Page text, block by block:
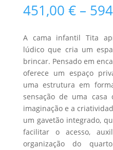
451,00 € –
A cama infantil Tita
lúdico que cria um
brincar. Pensado em
oferece um espaço
uma estrutura em
sensação de uma
imaginação e a
um gavetão integrado,
facilitar o acesso,
organização do